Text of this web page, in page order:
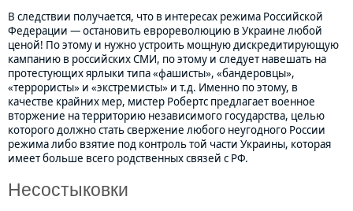
В следствии получается, что в интересах режима Российской
Федерации — остановить еврореволюцию в Украине любой
ценой! По этому и нужно устроить мощную дискредитирующую
кампанию в российских СМИ, по этому и следует навешать на
протестующих ярлыки типа «фашисты», «бандеровцы»,
«террористы» и «экстремисты» и т.д. Именно по этому, в
качестве крайних мер, мистер Робертс предлагает военное
вторжение на территорию независимого государства, целью
которого должно стать свержение любого неугодного России
режима либо взятие под контроль той части Украины, которая
имеет больше всего родственных связей с РФ.
Несостыковки